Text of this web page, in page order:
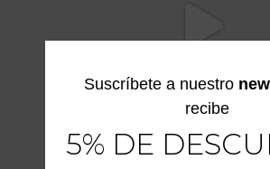
Suscríbete a nuestro
recibe
5% DE